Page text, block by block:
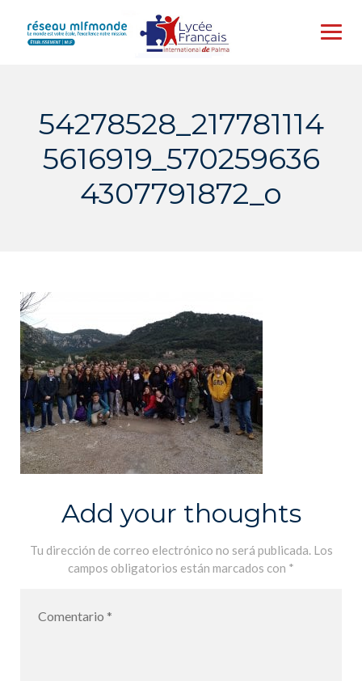
content
54278528_217781114
5616919_570259636
4307791872_o
Add your thoughts
Tu dirección de correo electrónico no será publicada. Los
campos obligatorios están marcados con *